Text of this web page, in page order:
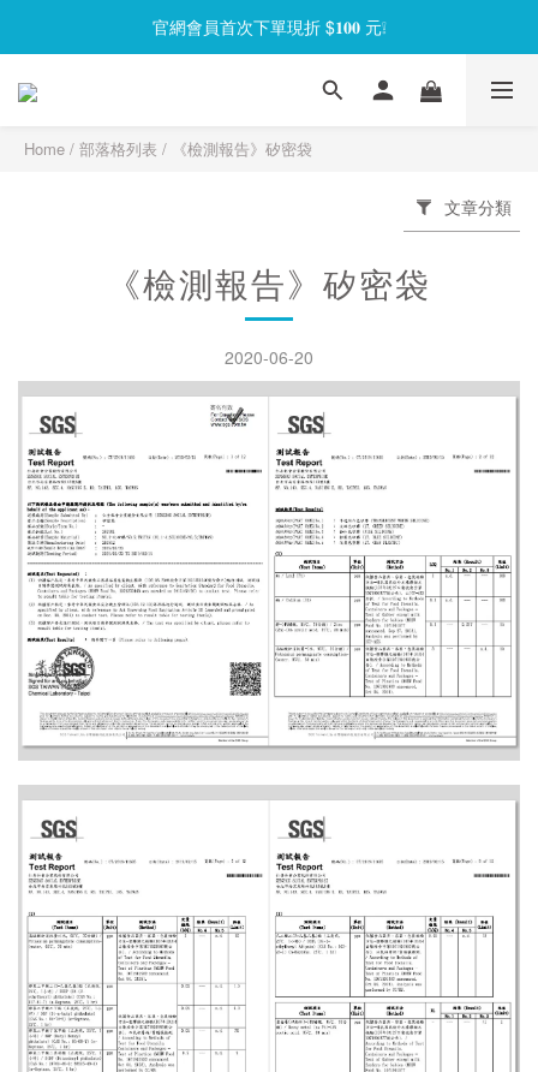
官網會員首次下單現折 $𝟏𝟎𝟎 元❕
官網會員首次下單現折 $𝟏𝟎𝟎 元❕
【限時回饋】小海龜矽密盒最低 𝟱𝟴 折起
Home / 部落格列表 / 《檢測報告》矽密袋
文章分類
《檢測報告》矽密袋
2020-06-20